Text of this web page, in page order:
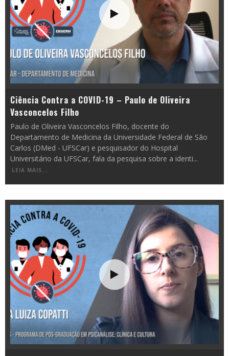
Ciência Contra a COVID-19 – Paulo de Oliveira
Vasconcelos Filho
Paulo de Oliveira Vasconcelos Filho, docente do
Departamento de Medicina da Universidade Federal de São
Carlos (DMed - UFSCar) e pesquisador do Hospital
Universitário da UFSCar, fala da pesquisa sobre a identi...
LEIA MAIS...